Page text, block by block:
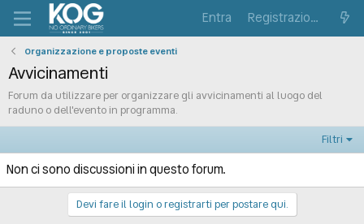
Entra Registrazione
Organizzazione e proposte eventi
Avvicinamenti
Forum da utilizzare per organizzare gli avvicinamenti al luogo del
raduno o dell'evento in programma.
Filtri
Non ci sono discussioni in questo forum.
Devi fare il login o registrarti per postare qui.